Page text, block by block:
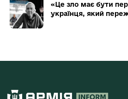
«Це зло має бути
українця, який